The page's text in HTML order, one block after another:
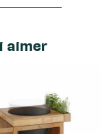
aimer